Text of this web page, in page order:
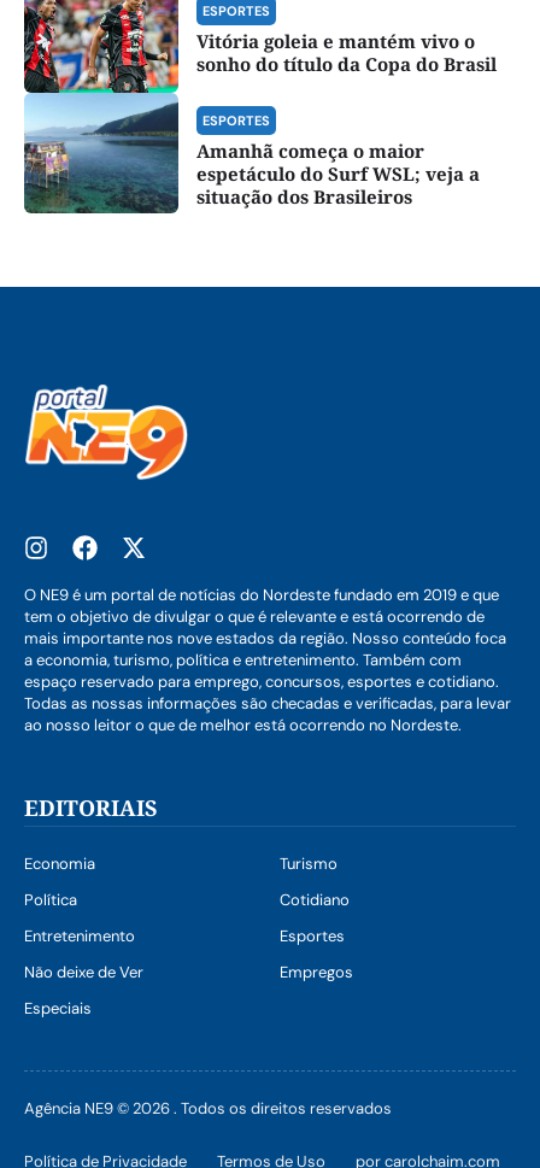
ESPORTES
Vitória goleia e mantém vivo o
sonho do título da Copa do Brasil
ESPORTES
Amanhã começa o maior
espetáculo do Surf WSL; veja a
situação dos Brasileiros
O NE9 é um portal de notícias do Nordeste fundado em 2019 e que
tem o objetivo de divulgar o que é relevante e está ocorrendo de
mais importante nos nove estados da região. Nosso conteúdo foca
a economia, turismo, política e entretenimento. Também com
espaço reservado para emprego, concursos, esportes e cotidiano.
Todas as nossas informações são checadas e verificadas, para levar
ao nosso leitor o que de melhor está ocorrendo no Nordeste.
EDITORIAIS
Economia
Turismo
Política
Cotidiano
Entretenimento
Esportes
Não deixe de Ver
Empregos
Especiais
Agência NE9 © 2026 . Todos os direitos reservados
Política de Privacidade Termos de Uso por carolchaim.com